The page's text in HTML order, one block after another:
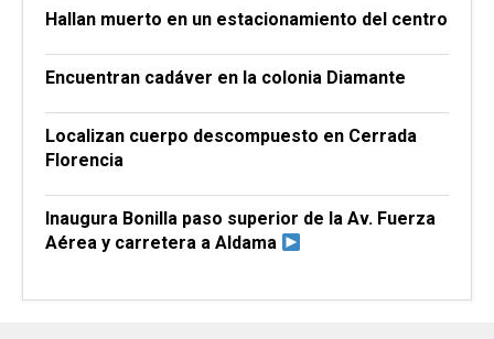
Hallan muerto en un estacionamiento del centro
Encuentran cadáver en la colonia Diamante
Localizan cuerpo descompuesto en Cerrada
Florencia
Inaugura Bonilla paso superior de la Av. Fuerza
Aérea y carretera a Aldama